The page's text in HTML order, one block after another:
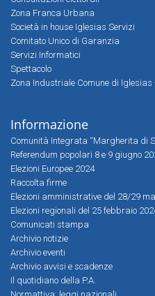
Zona Franca Urbana
Società in house Iglesias Servizi
Comitato Unico di Garanzia
Servizi Informatici
Spettacolo
Zona Industriale Comune di Iglesias
Informazione
Comunità Integrata “Margherita di
Referendum popolari 8 e 9 giugno
Elezioni Europee 2024
Raccolta firme
Elezioni amministrative del 28/29
Elezioni regionali del 25 febbraio
Comunicati stampa
Archivio notizie
Archivio eventi
Archivio avvisi e scadenze
Il quotidiano della P.A.